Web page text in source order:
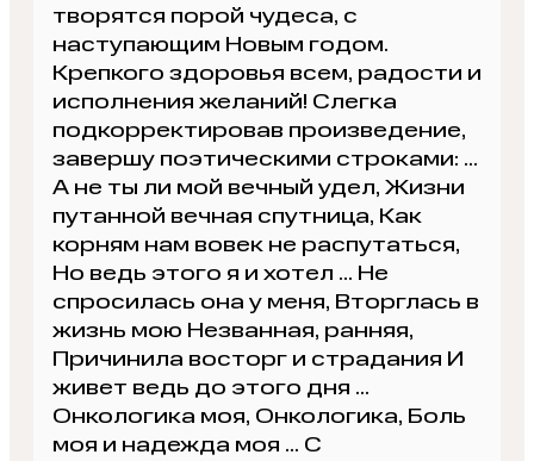
творятся порой чудеса, с
наступающим Новым годом.
Крепкого здоровья всем, радости и
исполнения желаний! Слегка
подкорректировав произведение,
завершу поэтическими строками: ...
А не ты ли мой вечный удел, Жизни
путанной вечная спутница, Как
корням нам вовек не распутаться,
Но ведь этого я и хотел ... Не
спросилась она у меня, Вторглась в
жизнь мою Незванная, ранняя,
Причинила восторг и страдания И
живет ведь до этого дня ...
Онкологика моя, Онкологика, Боль
моя и надежда моя ... С